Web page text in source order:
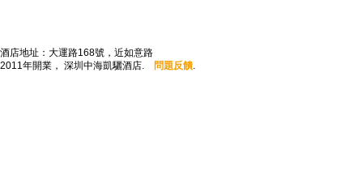
酒店地址：大運路168號，近如意路
2011年開業， 深圳中海凱驪酒店.
問題反饋.